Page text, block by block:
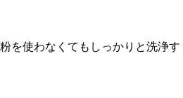
を使わなくてもしっかりと洗浄す